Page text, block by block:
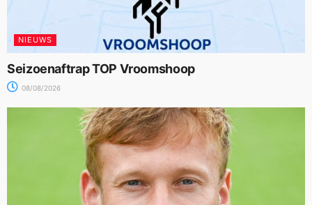
NIEUWS
Seizoenaftrap TOP Vroomshoop
08/08/2026